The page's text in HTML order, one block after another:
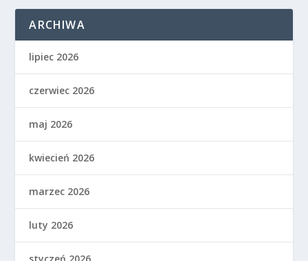
ARCHIWA
lipiec 2026
czerwiec 2026
maj 2026
kwiecień 2026
marzec 2026
luty 2026